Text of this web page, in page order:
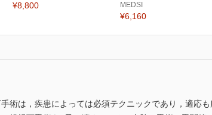
¥8,800
MEDSI
¥6,160
術は，疾患によっては必須テクニックであり，適応